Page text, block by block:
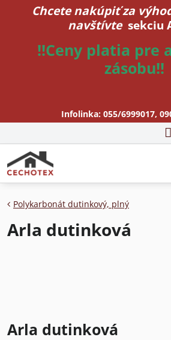
Chcete nakúpiť za
navštívte sekciu
!!Ceny platia pre
zásobu!!
Infolinka: 055/6999017,
Polykarbonát dutinkový, plný
Arla dutinková
Arla dutinková